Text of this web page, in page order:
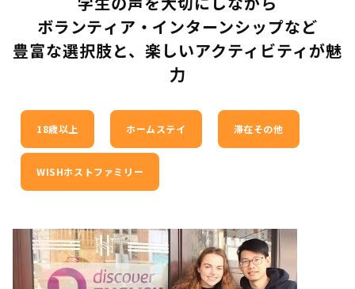
ボランティア・インターンシップなど
豊富な選択肢と、楽しいアクティビティが魅
力
18歳以上 ホームステイ 滞在その他
WISHホストファミリー